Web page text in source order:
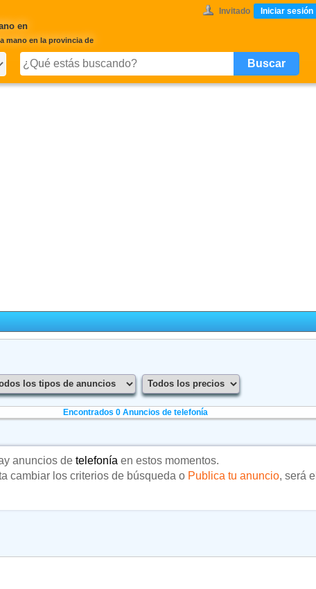
Invitado Iniciar sesión
en
mano en la provincia de
Encontrados 0Anuncios de telefonía
anuncios de telefonía en estos momentos.
cambiar los criterios de búsqueda o Publica tu anuncio, será el